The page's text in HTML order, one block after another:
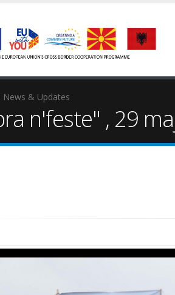
News & Updates
n'feste" , 29